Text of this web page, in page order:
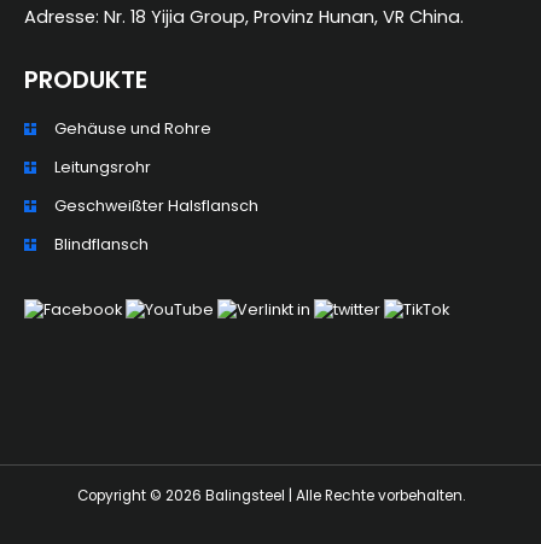
Adresse: Nr. 18 Yijia Group, Provinz Hunan, VR China.
PRODUKTE
Gehäuse und Rohre
Leitungsrohr
Geschweißter Halsflansch
Blindflansch
Copyright © 2026 Balingsteel | Alle Rechte vorbehalten.
FR
IT
RU